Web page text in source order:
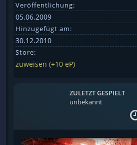
Veröffentlichung:
05.06.2009
Hinzugefügt am:
30.12.2010
Store:
zuweisen (+10 eP)
ZULETZT GESPIELT
unbekannt